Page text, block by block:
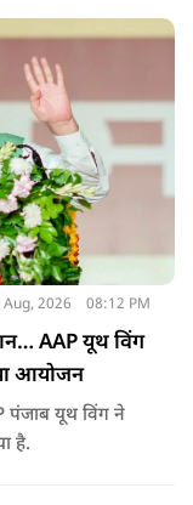
Aug, 2026 08:12 PM
AAP यूथ विंग
आयोजन
पंजाब यूथ विंग ने
है.